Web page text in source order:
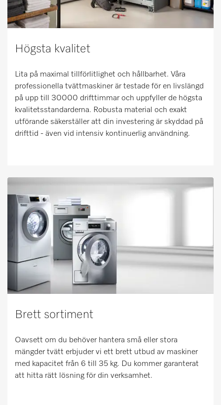
Högsta kvalitet
Lita på maximal tillförlitlighet och hållbarhet. Våra
professionella tvättmaskiner är testade för en livslängd
på upp till 30000 drifttimmar och uppfyller de högsta
kvalitetsstandarderna. Robusta material och exakt
utförande säkerställer att din investering är skyddad på
drifttid - även vid intensiv kontinuerlig användning.
Brett sortiment
Oavsett om du behöver hantera små eller stora
mängder tvätt erbjuder vi ett brett utbud av maskiner
med kapacitet från 6 till 35 kg. Du kommer garanterat
att hitta rätt lösning för din verksamhet.